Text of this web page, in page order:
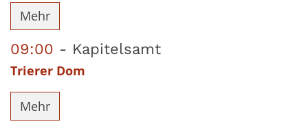
Mehr
09:00 Kapitelsamt
Trierer Dom
Mehr